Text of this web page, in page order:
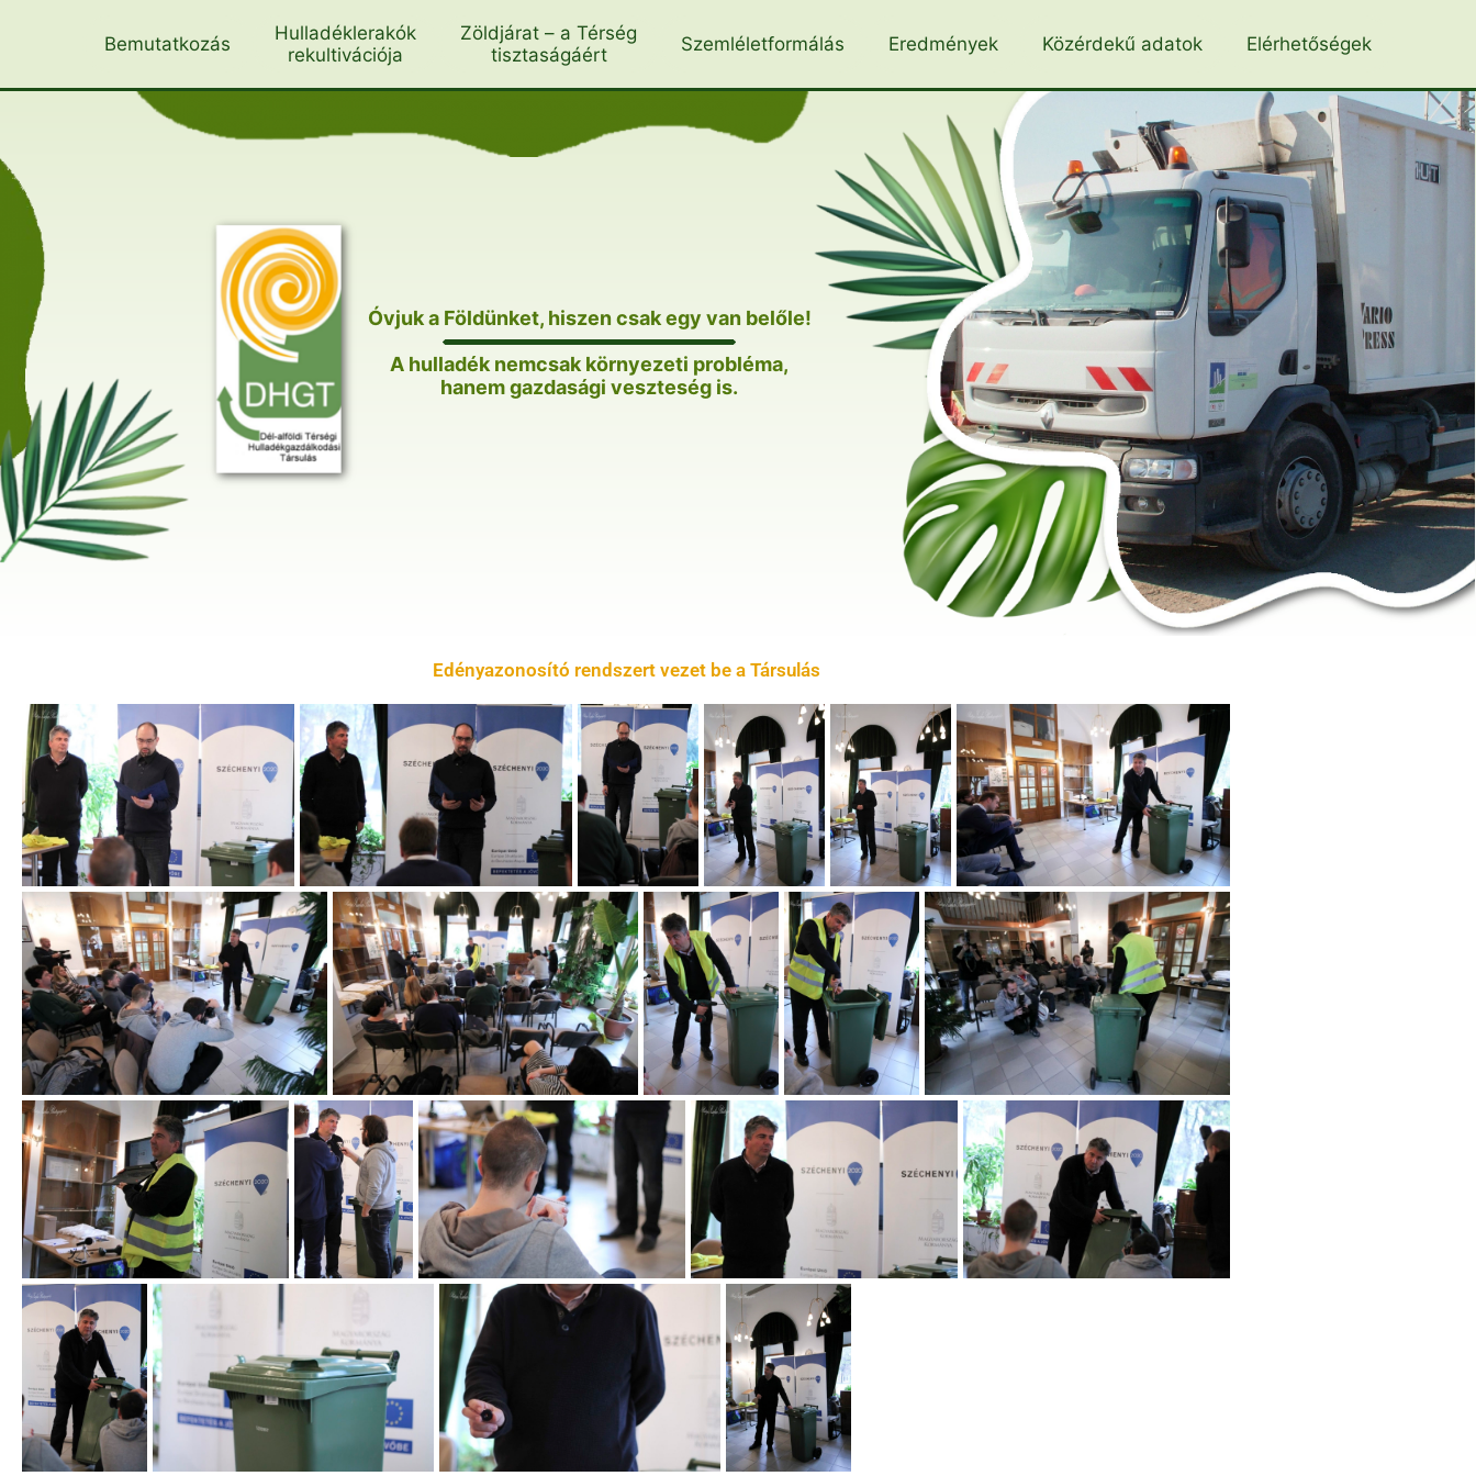
Bemutatkozás
Hulladéklerakók
rekultivációja
Zöldjárat – a Térség
tisztaságáért
Szemléletformálás Eredmények Közérdekű adatok Elérhetőségek
Óvjuk a Földünket, hiszen csak egy van belőle!
A hulladék nemcsak környezeti probléma,
hanem gazdasági veszteség is.
Edényazonosító rendszert vezet be a Társulás